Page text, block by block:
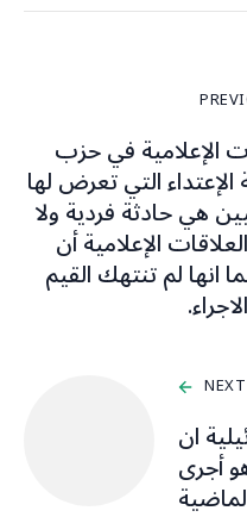
الإعلامية في حزب
الإعتداء التي تعرض لها
هي حادثة فردية ولا
الإعلامية أن
انها لم تنتهك القيم
ان
أجرى